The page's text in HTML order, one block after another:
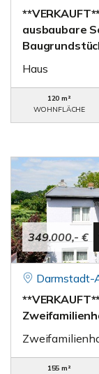
ausbaubare
Haus
120 m²
WOHNFLÄCHE
349.000,- €
Darmstadt-
155 m²